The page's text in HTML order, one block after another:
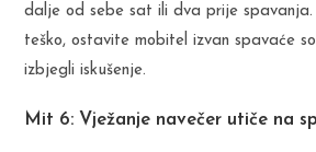
dalje od sebe sat ili dva prije
teško, ostavite mobitel izvan spavaće
izbjegli iskušenje.
Mit 6: Vježanje navečer utiče na